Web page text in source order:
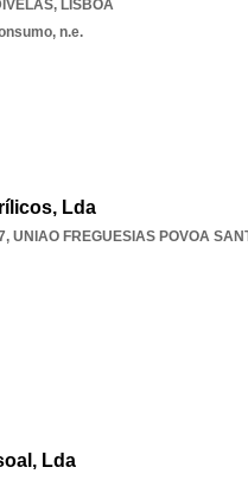
, LISBOA
n.e.
Lda
, UNIAO FREGUESIAS POVOA
Lda